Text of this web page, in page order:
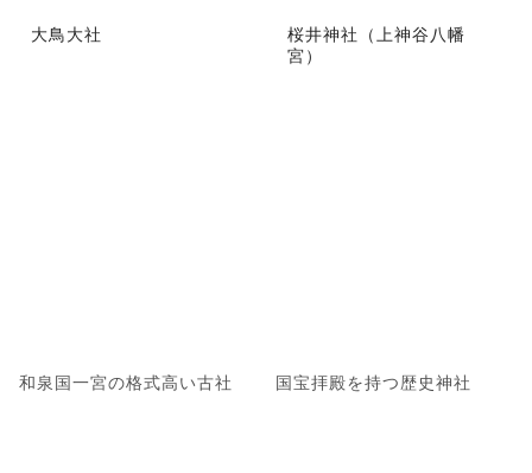
大鳥大社
和泉国一宮の格式高い古社
桜井神社（上神谷八幡
宮）
国宝拝殿を持つ歴史神社